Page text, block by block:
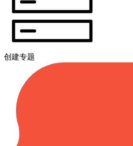
创建专题